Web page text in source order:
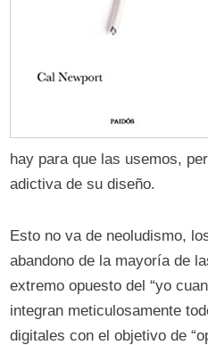
hay para que las usemos,
adictiva de su diseño.
Esto no va de neoludismo,
abandono de la mayoría de
extremo opuesto del “yo
integran meticulosamente
digitales con el objetivo de